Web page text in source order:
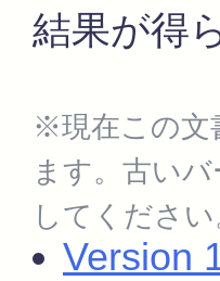
結果が得
※現在この文
ます。古い
してくださ
Version